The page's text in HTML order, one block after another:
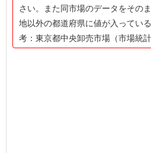
さい。また同市場のデータをその
地以外の都道府県に値が入ってい
考：東京都中央卸売市場（市場統